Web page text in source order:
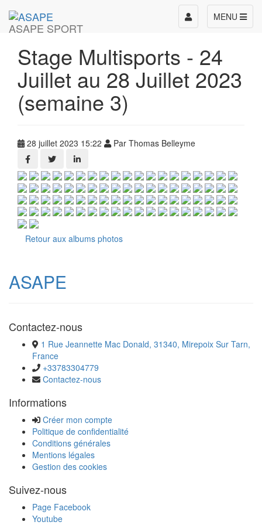
ASAPE SPORT
MENU
Toggle
navigation
Stage Multisports - 24
Juillet au 28 Juillet 2023
(semaine 3)
28 juillet 2023 15:22 Par Thomas Belleyme
Retour aux albums photos
ASAPE
Contactez-nous
1 Rue Jeannette Mac Donald, 31340, Mirepoix Sur Tarn,
France
+33783304779
Contactez-nous
Informations
Créer mon compte
Politique de confidentialité
Conditions générales
Mentions légales
Gestion des cookies
Suivez-nous
Page Facebook
Youtube